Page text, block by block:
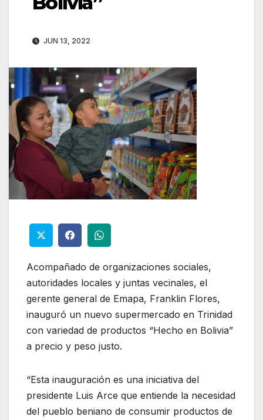
JUN 13, 2022
Acompañado de organizaciones sociales,
autoridades locales y juntas vecinales, el
gerente general de Emapa, Franklin Flores,
inauguró un nuevo supermercado en Trinidad
con variedad de productos “Hecho en Bolivia”
a precio y peso justo.
“Esta inauguración es una iniciativa del
presidente Luis Arce que entiende la necesidad
del pueblo beniano de consumir productos de